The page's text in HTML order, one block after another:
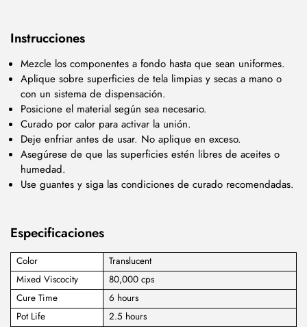
Instrucciones
Mezcle los componentes a fondo hasta que sean uniformes.
Aplique sobre superficies de tela limpias y secas a mano o
con un sistema de dispensación.
Posicione el material según sea necesario.
Curado por calor para activar la unión.
Deje enfriar antes de usar. No aplique en exceso.
Asegúrese de que las superficies estén libres de aceites o
humedad.
Use guantes y siga las condiciones de curado recomendadas.
Especificaciones
Color
Translucent
Mixed Viscocity
80,000 cps
Cure Time
6 hours
Pot Life
2.5 hours